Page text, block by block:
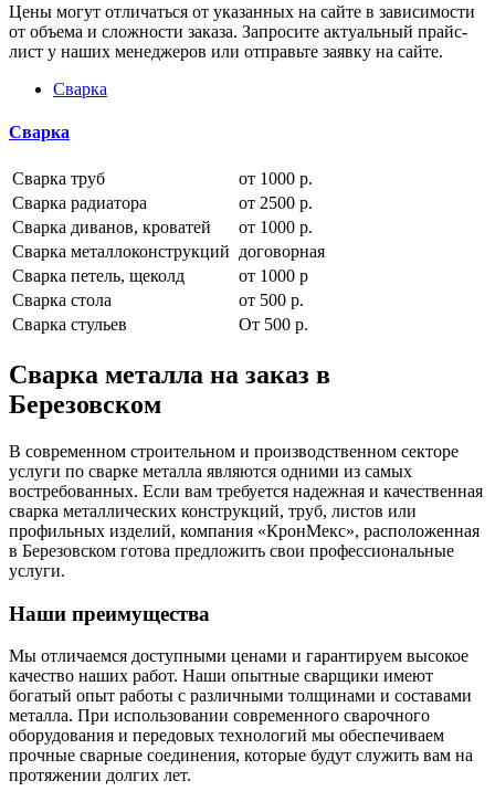
Цены могут отличаться от указанных на сайте в зависимости
от объема и сложности заказа. Запросите актуальный прайс-
лист у наших менеджеров или отправьте заявку на сайте.
Сварка
Сварка
Сварка труб
от 1000 р.
Сварка радиатора
от 2500 р.
Сварка диванов, кроватей
от 1000 р.
Сварка металлоконструкций договорная
Сварка петель, щеколд
от 1000 р
Сварка стола
от 500 р.
Сварка стульев
От 500 р.
Сварка металла на заказ в
Березовском
В современном строительном и производственном секторе
услуги по сварке металла являются одними из самых
востребованных. Если вам требуется надежная и качественная
сварка металлических конструкций, труб, листов или
профильных изделий, компания «КронМекс», расположенная
в Березовском готова предложить свои профессиональные
услуги.
Наши преимущества
Мы отличаемся доступными ценами и гарантируем высокое
качество наших работ. Наши опытные сварщики имеют
богатый опыт работы с различными толщинами и составами
металла. При использовании современного сварочного
оборудования и передовых технологий мы обеспечиваем
прочные сварные соединения, которые будут служить вам на
протяжении долгих лет.